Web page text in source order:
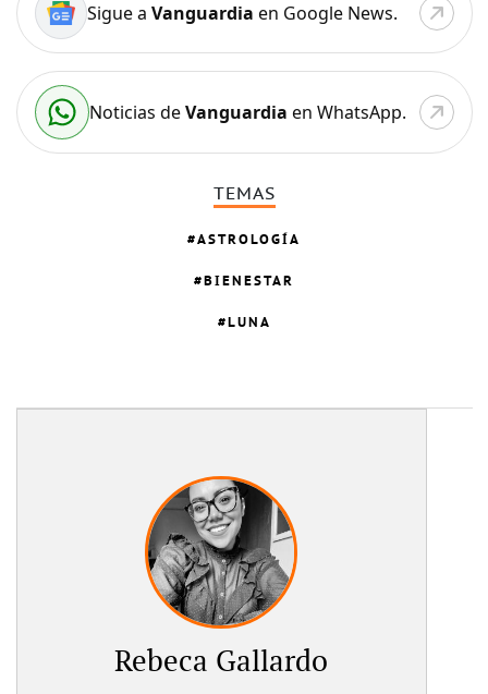
Sigue a Vanguardia en Google News.
Noticias deVanguardia en WhatsApp.
TEMAS
ASTROLOGÍA
BIENESTAR
LUNA
Rebeca Gallardo